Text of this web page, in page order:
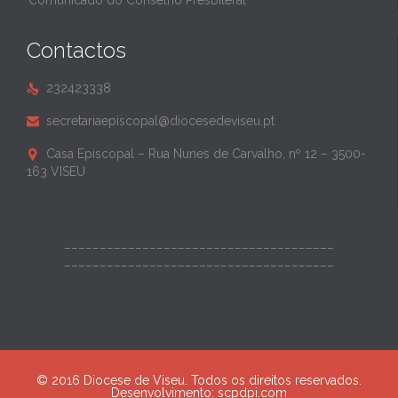
Contactos
 232423338
 secretariaepiscopal@diocesedeviseu.pt

Casa Episcopal – Rua Nunes de Carvalho, nº 12 – 3500-
163 VISEU
© 2016 Diocese de Viseu. Todos os direitos reservados.
Desenvolvimento: scpdpi.com